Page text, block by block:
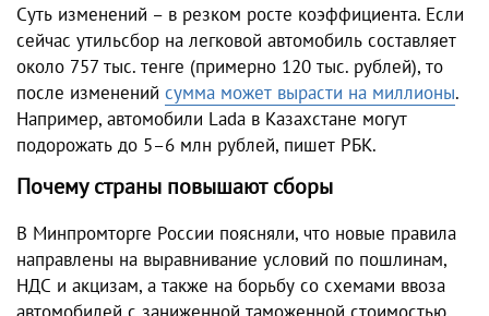
Суть изменений – в резком росте коэффициента. Если
сейчас утильсбор на легковой автомобиль составляет
около 757 тыс. тенге (примерно 120 тыс. рублей), то
после изменений сумма может вырасти на миллионы.
Например, автомобили Lada в Казахстане могут
подорожать до 5–6 млн рублей, пишет РБК.
Почему страны повышают сборы
В Минпромторге России поясняли, что новые правила
направлены на выравнивание условий по пошлинам,
НДС и акцизам, а также на борьбу со схемами ввоза